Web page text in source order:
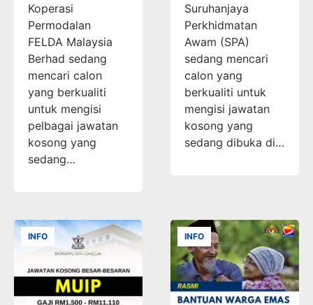
Koperasi
Permodalan
FELDA Malaysia
Berhad sedang
mencari calon
yang berkualiti
untuk mengisi
pelbagai jawatan
kosong yang
sedang…
Suruhanjaya
Perkhidmatan
Awam (SPA)
sedang mencari
calon yang
berkualiti untuk
mengisi jawatan
kosong yang
sedang dibuka di…
INFO INFO